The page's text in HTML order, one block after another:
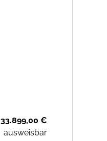
33.899,00 €
ausweisbar